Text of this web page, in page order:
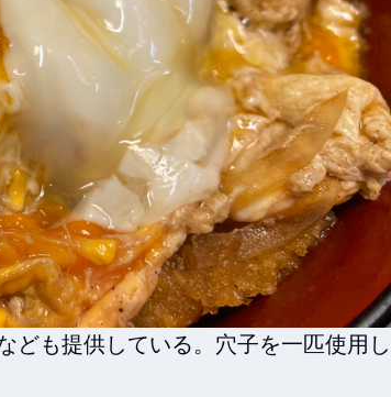
ども提供している。穴子を一匹使用